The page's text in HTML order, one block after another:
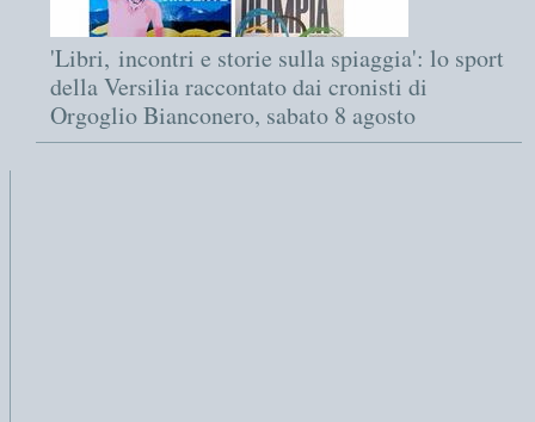
'Libri, incontri e storie sulla spiaggia': lo sport
della Versilia raccontato dai cronisti di
Orgoglio Bianconero, sabato 8 agosto